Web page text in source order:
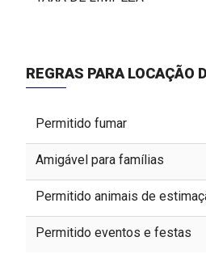
REGRAS PARA LOCAÇÃO
Permitido fumar
Amigável para famílias
Permitido animais de
Permitido eventos e festas